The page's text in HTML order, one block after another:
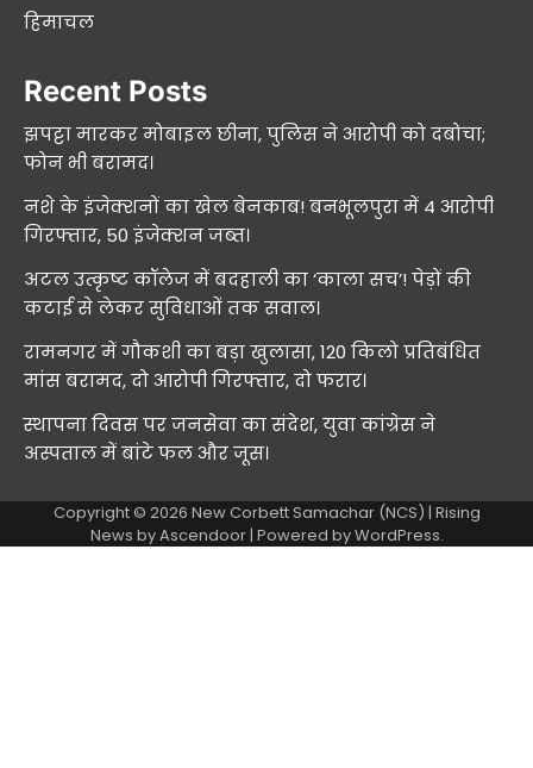
हिमाचल
Recent Posts
झपट्टा मारकर मोबाइल छीना, पुलिस ने आरोपी को दबोचा;
फोन भी बरामद।
नशे के इंजेक्शनों का खेल बेनकाब! बनभूलपुरा में 4 आरोपी
गिरफ्तार, 50 इंजेक्शन जब्त।
अटल उत्कृष्ट कॉलेज में बदहाली का ‘काला सच’! पेड़ों की
कटाई से लेकर सुविधाओं तक सवाल।
रामनगर में गौकशी का बड़ा खुलासा, 120 किलो प्रतिबंधित
मांस बरामद, दो आरोपी गिरफ्तार, दो फरार।
स्थापना दिवस पर जनसेवा का संदेश, युवा कांग्रेस ने
अस्पताल में बांटे फल और जूस।
Copyright © 2026 New Corbett Samachar (NCS) | Rising
News byAscendoor| Powered byWordPress.